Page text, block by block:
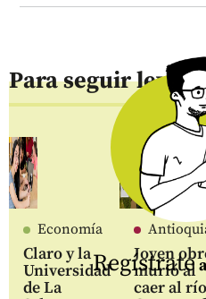
Para seguir
Economía
Claro y la
Universidad
de La
Joven
murió al
caer al río
Regístrate